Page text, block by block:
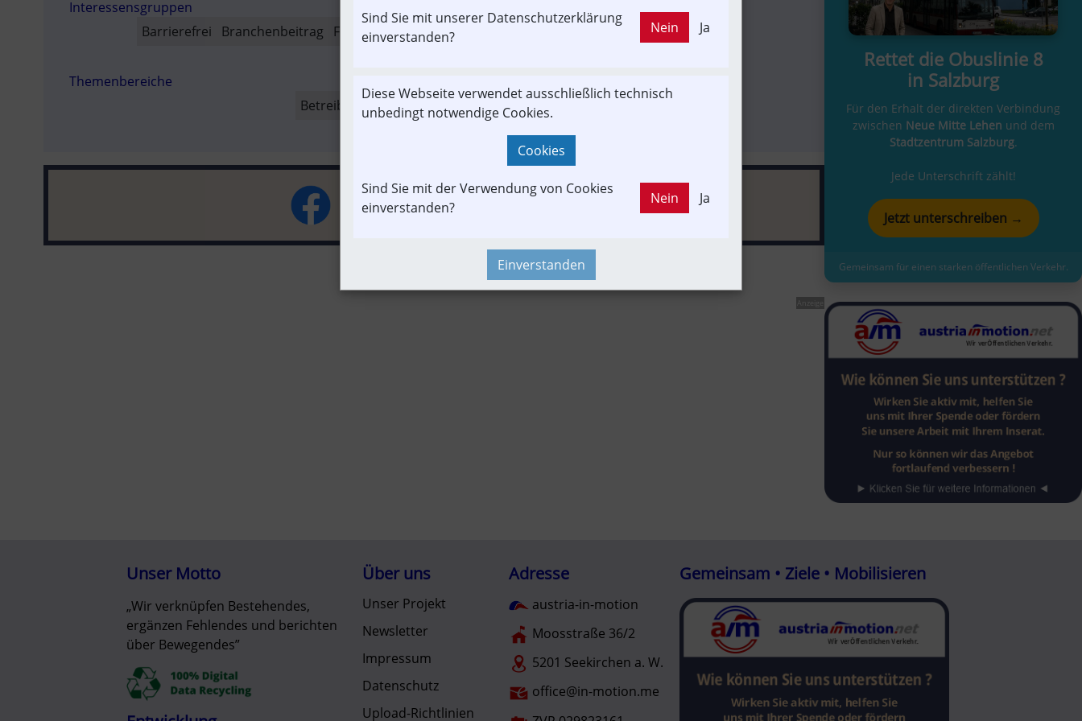
SOLD OUT
Interessensgruppen
Barrierefrei
Branchenbeitrag Fachbeitrag Fahrgast Test- & Probebetrieb
Themenbereiche
Betreiber
Fahrzeug-Portrait Newslink
Rettet die Obuslinie 8
in Salzburg
Für den Erhalt der direkten Verbindung
zwischen Neue Mitte Lehen und dem
Stadtzentrum Salzburg.
Jede Unterschrift zählt!
Jetzt unterschreiben →
Gemeinsam für einen starken öffentlichen Verkehr.
Anzeige
Unser Motto
„Wir verknüpfen Bestehendes,
ergänzen Fehlendes und berichten
über Bewegendes”
Über uns
Unser Projekt
Newsletter
Impressum
Datenschutz
Upload-Richtlinien
Adresse
austria-in-motion
Moosstraße 36/2
5201 Seekirchen a. W.
office@in-motion.me
Gemeinsam • Ziele • Mobilisieren
Sind Sie mit unserer Datenschutzerklärung
einverstanden?
Nein Ja
Diese Webseite verwendet ausschließlich technisch
unbedingt notwendige Cookies.
Cookies
Sind Sie mit der Verwendung von Cookies
einverstanden?
Nein Ja
Einverstanden